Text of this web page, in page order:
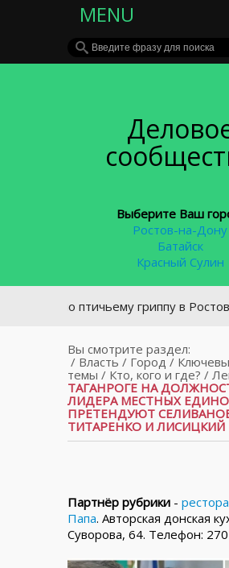
MENU
Выберите Ваш
Ростов-на-Дону
Батайск
Красный Сулин
по птичьему гриппу в Ростовской
Вы смотрите раздел:
/ Власть / Город /
темы / Кто, кого и где? /
ТАГАНРОГЕ НА
ЛИДЕРА МЕСТНЫХ
ПРЕТЕНДУЮТ
ТИТАРЕНКО И ЛИСИЦКИЙ
Партнёр рубрики -
Папа. Авторская донская
Суворова, 64. Телефон: